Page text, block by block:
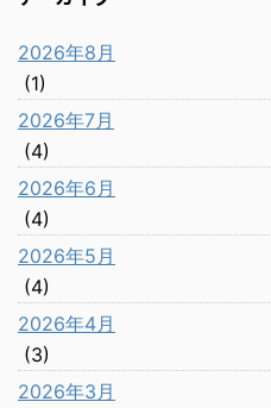
2026年8月
(1)
2026年7月
(4)
2026年6月
(4)
2026年5月
(4)
2026年4月
(3)
2026年3月